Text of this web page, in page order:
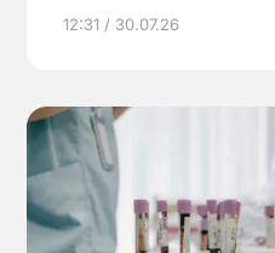
12:31 / 30.07.26